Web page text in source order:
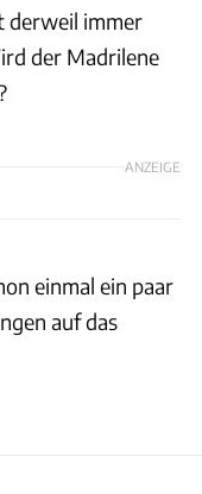
derweil immer
der Madrilene
ANZEIGE
einmal ein paar
auf das